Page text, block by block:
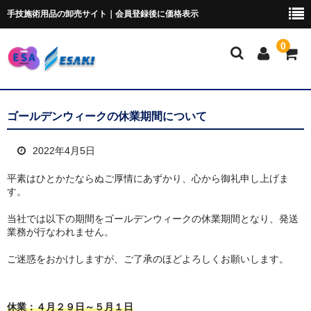
手技施術用品の卸売サイト｜会員登録後に価格表示
0
マイページ
ポータブルドロップ
ピローシート
ゴールデンウィークの休業期間について
2022年4月5日
平素はひとかたならぬご厚情にあずかり、心から御礼申し上げま
す。
当社では以下の期間をゴールデンウィークの休業期間となり、発送
業務が行なわれません。
ご迷惑をおかけしますが、ご了承のほどよろしくお願いします。
休業：４月２９日～５月１日